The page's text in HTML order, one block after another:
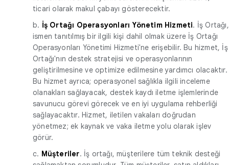
ticari olarak makul çabayı gösterecektir.
b. İş Ortağı Operasyonları Yönetim Hizmeti. İş Ortağı,
ismen tanıtılmış bir ilgili kişi dahil olmak üzere İş Ortağı
Operasyonları Yönetimi Hizmeti'ne erişebilir. Bu hizmet, İş
Ortağı'nın destek stratejisi ve operasyonlarının
geliştirilmesine ve optimize edilmesine yardımcı olacaktır.
Bu hizmet ayrıca; operasyonel sağlıkla ilgili inceleme
olanakları sağlayacak, destek kaydı iletme işlemlerinde
savunucu görevi görecek ve en iyi uygulama rehberliği
sağlayacaktır. Hizmet, iletilen vakaları doğrudan
yönetmez; ek kaynak ve vaka iletme yolu olarak işlev
görür.
c. Müşteriler. İş ortağı, müşterilere tüm teknik desteği